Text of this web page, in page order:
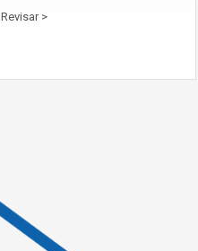
Revisar >